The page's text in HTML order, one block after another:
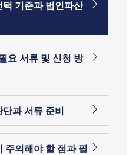
기준과 법인파산
요 서류 및 신청 방
과 서류 준비
주의해야 할 점과 필